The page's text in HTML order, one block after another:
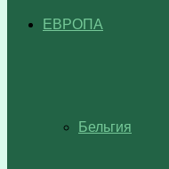
ЕВРОПА
Бельгия